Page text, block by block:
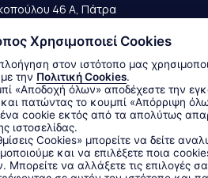
46 Α, Πάτρα
223 239
Δεχόμαστε όλες τις πιστωτικές
Sitemap/
Χρησιμοποιεί Cookies
στον ιστότοπο μας
την Πολιτική Cookies.
πατώντας το κουμπί «Απόρριψη
cookie εκτός από τα απολύτως
ιστοσελίδας.
Cookies» μπορείτε να δείτε
και να επιλέξετε ποια
Μπορείτε να αλλάξετε τις επιλογές